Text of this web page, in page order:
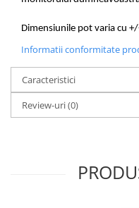
Dimensiunile pot varia cu
Informatii conformitate
Caracteristici
Review-uri(0)